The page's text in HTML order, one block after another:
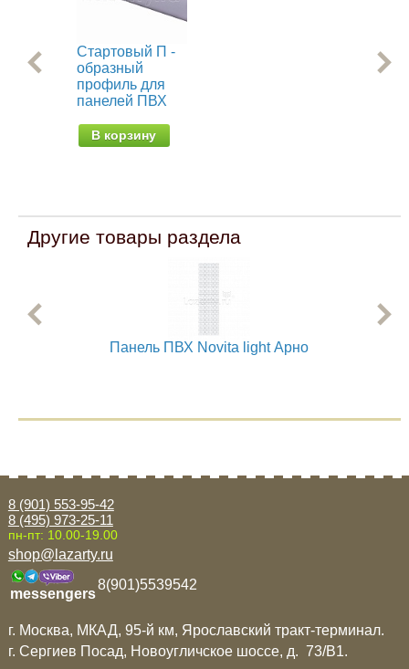
Стартовый П -
образный
профиль для
панелей ПВХ
В корзину
Другие товары раздела
Панель ПВХ Novita light Арно
8 (901) 553-95-42
8 (495) 973-25-11
пн-пт: 10.00-19.00
shop@lazarty.ru
messengers
8(901)5539542
г. Москва, МКАД, 95-й км, Ярославский тракт-терминал.
г. Сергиев Посад, Новоугличское шоссе, д. 73/B1.